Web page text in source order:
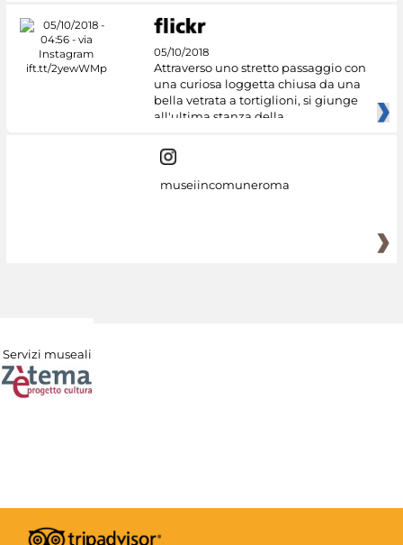
05/10/2018
Attraverso uno stretto passaggio con
una curiosa loggetta chiusa da una
bella vetrata a tortiglioni, si giunge
all'ultima stanza della
museiincomuneroma
Servizi museali